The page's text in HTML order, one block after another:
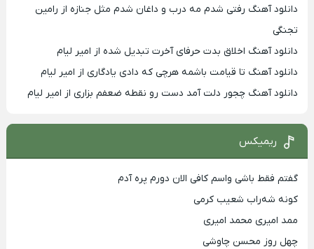
دانلود آهنگ رفتی شدم مه درب و داغان شدم مثل جنازه از رامین
تجنگی
دانلود آهنگ اخلاق بدت حرفای آخرت تبدیل شده از امیر لیام
دانلود آهنگ تا قیامت باشمه هرچی که دادی یادگاری از امیر لیام
دانلود آهنگ چجور دلت آمد دست رو نقطه ضعفم بزاری از امیر لیام
ریمیکس
گفتم فقط باشی واسم کافی الان دورم پره آدم
کونه شه‌راب شعیب کرمی
ممد امیری محمد امیری
چهل روز محسن چاوشی